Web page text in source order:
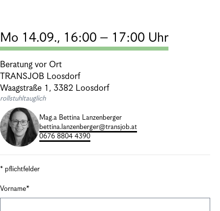
Mo 14.09., 16:00 – 17:00 Uhr
Beratung vor Ort
TRANSJOB Loosdorf
Waagstraße 1, 3382 Loosdorf
rollstuhltauglich
Mag.a Bettina Lanzenberger
bettina.lanzenberger@transjob.at
0676 8804 4390
* pflichtfelder
Vorname